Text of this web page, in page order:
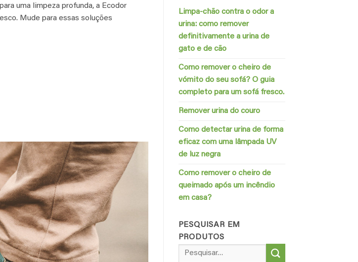
uma limpeza profunda, a Ecodor
Mude para essas soluções
Limpa-chão contra o odor a
urina: como remover
definitivamente a urina de
gato e de cão
Como remover o cheiro de
vómito do seu sofá? O guia
completo para um sofá fresco.
Remover urina do couro
Como detectar urina de forma
eficaz com uma lâmpada UV
de luz negra
Como remover o cheiro de
queimado após um incêndio
em casa?
PESQUISAR EM
PRODUTOS
Pesquisar